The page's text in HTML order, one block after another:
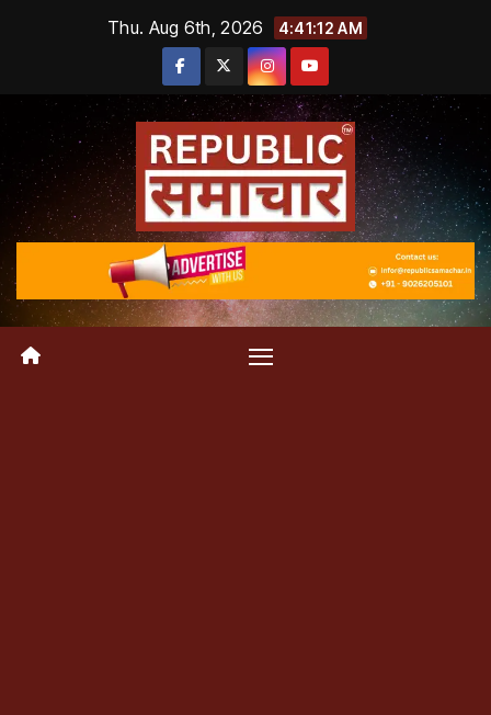
Thu. Aug 6th, 2026 4:41:12 AM